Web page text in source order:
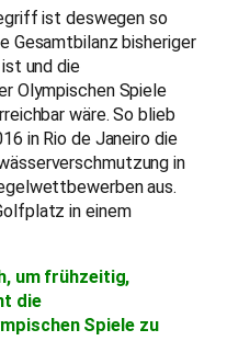
ist deswegen so
Gesamtbilanz bisheriger
und die
Olympischen Spiele
wäre. So blieb
in Rio de Janeiro die
in
aus.
in einem
um frühzeitig,
die
Spiele zu